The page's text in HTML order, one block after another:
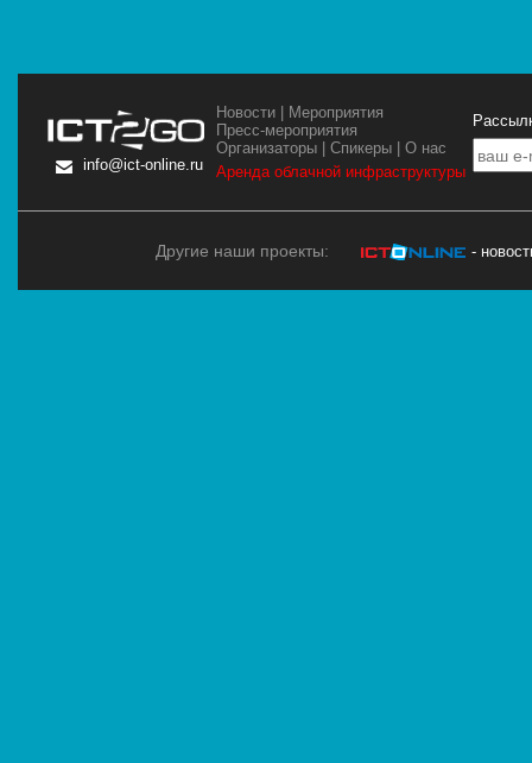
info@ict-online.ru
Новости
Мероприятия
Пресс-мероприятия
Организаторы |Спикеры |О нас
Аренда облачной инфраструктуры
Другие наши проекты: -